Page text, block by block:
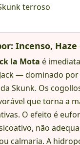
terroso
Incenso,
la Mota é
— dominado
Skunk. Os
que torna a
O efeito é
não
calmaria. A